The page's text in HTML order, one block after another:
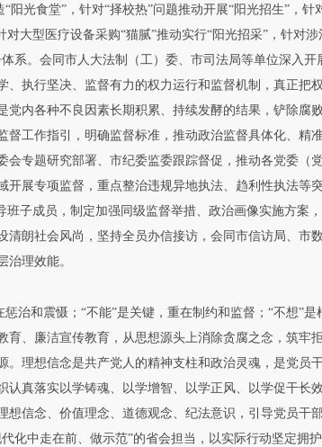
阳光食堂”，针对“择校热”问题推动开展“阳光招生”，
大型医疗设备采购“猫腻”推动实行“阳光招采”，针对
系。会同市人大法制（工）委、市司法局等单位深入
执行坚决、监督有力的权力运行和监督机制，真正把
内各种不良因素长期积累、持续发酵的结果，铲除腐
督工作指引，明确监督标准，推动政治监督具体化、精
会专题研究部署、市纪委监委跟踪督促，推动各党委（
开展专项监督，重点整治违规异地执法、趋利性执法等
班子成员，制定加强同级监督举措、政治画像实施方案
朗社会风尚，坚持全员办信接访，会同市信访局、市
治理效能。
和震慑；“不能”是关键，重在制约和监督；“不想”是
、廉洁宣传教育，从思想源头上消除贪腐之念，筑牢
理想信念是共产党人的精神支柱和政治灵魂，是党员
认真落实以学铸魂、以学增智、以学正风、以学促干长
信念、价值理念、道德观念、纪法意识，引导党员干
化中走在前、做示范”的省会担当，以实际行动坚定拥